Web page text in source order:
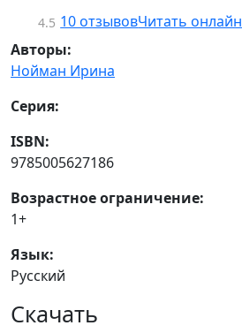
4.5 10 отзывовЧитать онлайн
Авторы:
Нойман Ирина
Серия:
ISBN:
9785005627186
Возрастное ограничение:
1+
Язык:
Русский
Скачать